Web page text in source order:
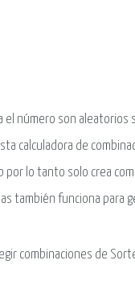
el número son
calculadora de
por lo tanto solo crea
también funciona para
combinaciones de